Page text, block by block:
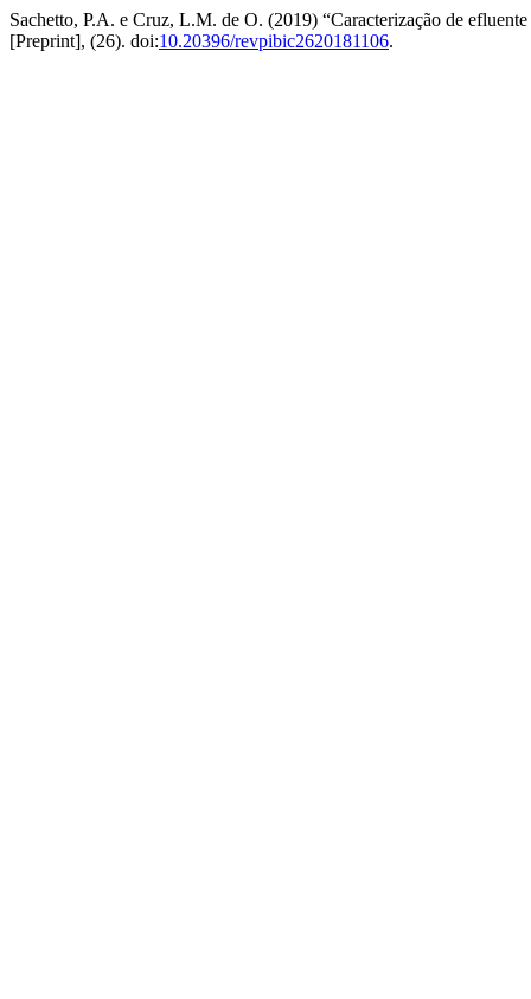
Sachetto, P.A. e Cruz, L.M. de O. (2019) “Caracterização de
[Preprint], (26). doi:10.20396/revpibic2620181106.